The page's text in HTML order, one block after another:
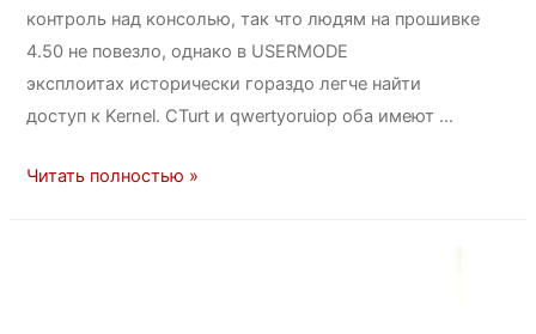
контроль над консолью, так что людям на прошивке
4.50 не повезло, однако в USERMODE
эксплоитах исторически гораздо легче найти
доступ к Kernel. CTurt и qwertyoruiop оба имеют …
Читать полностью »